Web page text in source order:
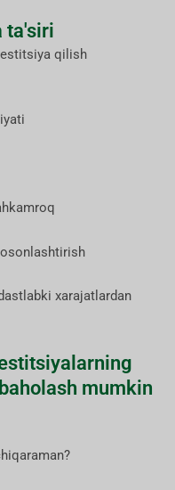
ta'siri
qilish
xarajatlardan
mumkin